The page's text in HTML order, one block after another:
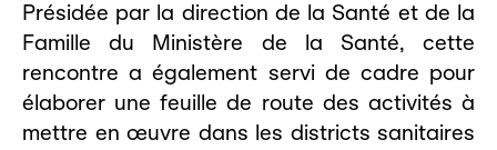
Présidée par la direction de la Santé et de la
Famille du Ministère de la Santé, cette
rencontre a également servi de cadre pour
élaborer une feuille de route des activités à
mettre en œuvre dans les districts sanitaires